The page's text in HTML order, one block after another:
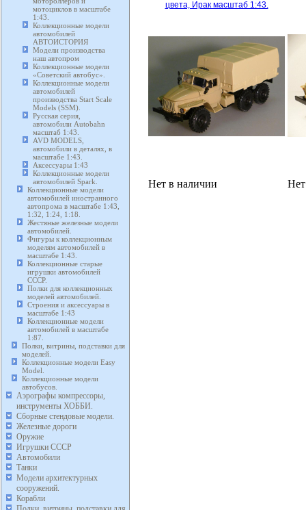
мотоциклов в масштабе
1:43.
Коллекционные модели
автомобилей
АВТОИСТОРИЯ
Модели производства
наш автопром
Коллекционные модели
«Советский автобус».
Коллекционные модели
автомобилей
производства Start Scale
Models (SSM).
Русская серия,
автомобили Autobahn
масштаб 1:43.
AVD MODELS,
автомобили в деталях, в
масштабе 1:43.
Аксессуары 1:43
Коллекционные модели
автомобилей Spark.
Коллекционные модели
автомобилей иностранного
автопрома в масштабе 1:43,
1:32, 1:24, 1:18.
Жестяные железные модели
автомобилей.
Фигуры к коллекционным
моделям автомобилей в
масштабе 1:43.
Коллекционные старые
игрушки автомобилей
СССР.
Полки для коллекционных
моделей автомобилей.
Строения и аксессуары в
масштабе 1:43
Коллекционные модели
автомобилей в масштабе
1:87.
Полки, витрины, подставки для
моделей.
Коллекционные модели Easy
Model.
Коллекционные модели
автобусов.
Аэрографы компрессоры,
инструменты ХОББИ.
Сборные стендовые модели.
Железные дороги
Оружие
Игрушки СССР
Автомобили
Танки
Модели архитектурных
сооружений.
Корабли
цвета, Ирак масштаб 1:43.
Нет в наличии